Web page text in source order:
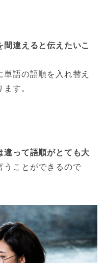
間違えると伝えたいこ
語の語順を入れ替え
す。
違って語順がとても大
うことができるので